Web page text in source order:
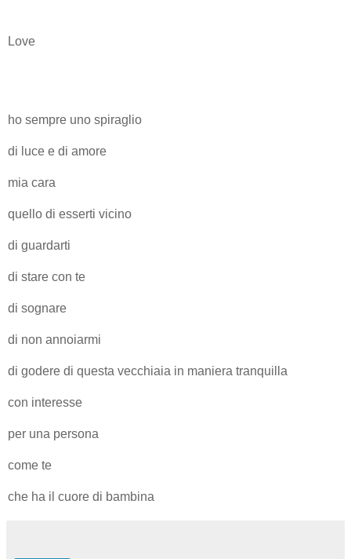
Love
ho sempre uno spiraglio
di luce e di amore
mia cara
quello di esserti vicino
di guardarti
di stare con te
di sognare
di non annoiarmi
di godere di questa vecchiaia in maniera tranquilla
con interesse
per una persona
come te
che ha il cuore di bambina